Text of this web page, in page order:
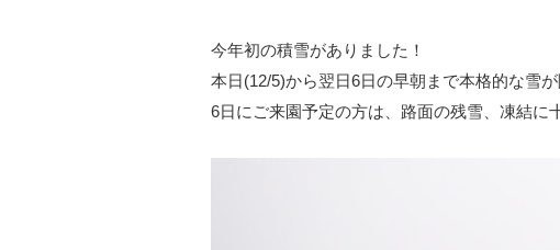
今年初の積雪がありました！
本日(12/5)から翌日6日の早朝まで本格的な雪
6日にご来園予定の方は、路面の残雪、凍結に